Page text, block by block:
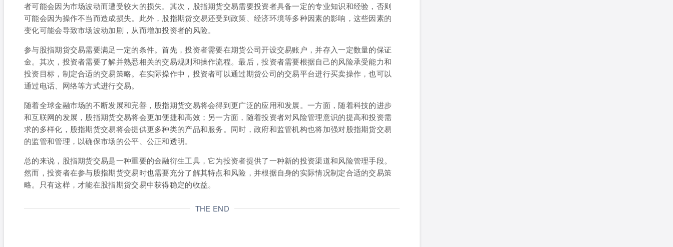
者可能会因为市场波动而遭受较大的损失。其次，股指期货交易需要投资者具备一定的专业知识和经验，否则
可能会因为操作不当而造成损失。此外，股指期货交易还受到政策、经济环境等多种因素的影响，这些因素的
变化可能会导致市场波动加剧，从而增加投资者的风险。
参与股指期货交易需要满足一定的条件。首先，投资者需要在期货公司开设交易账户，并存入一定数量的保证
金。其次，投资者需要了解并熟悉相关的交易规则和操作流程。最后，投资者需要根据自己的风险承受能力和
投资目标，制定合适的交易策略。在实际操作中，投资者可以通过期货公司的交易平台进行买卖操作，也可以
通过电话、网络等方式进行交易。
随着全球金融市场的不断发展和完善，股指期货交易将会得到更广泛的应用和发展。一方面，随着科技的进步
和互联网的发展，股指期货交易将会更加便捷和高效；另一方面，随着投资者对风险管理意识的提高和投资需
求的多样化，股指期货交易将会提供更多种类的产品和服务。同时，政府和监管机构也将加强对股指期货交易
的监管和管理，以确保市场的公平、公正和透明。
总的来说，股指期货交易是一种重要的金融衍生工具，它为投资者提供了一种新的投资渠道和风险管理手段。
然而，投资者在参与股指期货交易时也需要充分了解其特点和风险，并根据自身的实际情况制定合适的交易策
略。只有这样，才能在股指期货交易中获得稳定的收益。
THE END